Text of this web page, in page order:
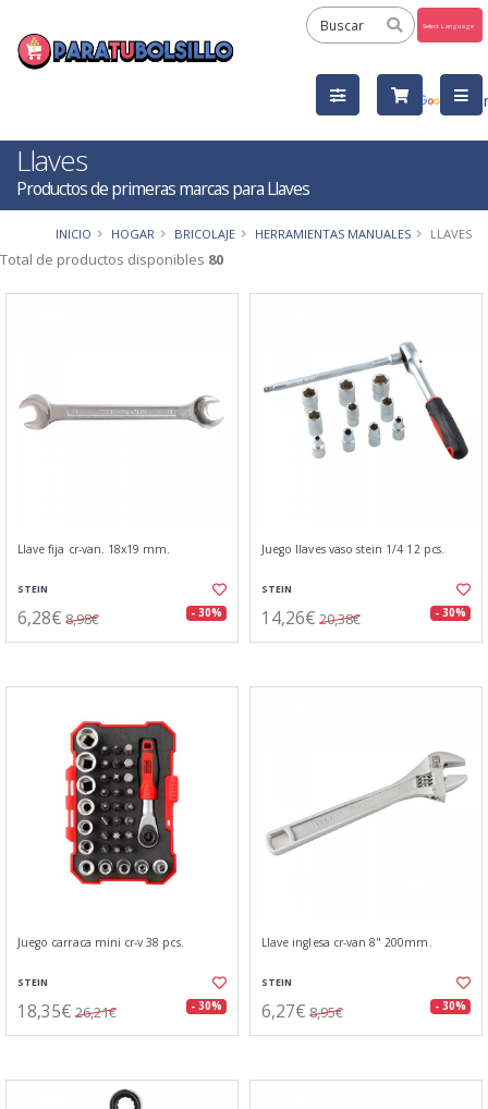
by
Llaves
Productos de primeras marcas para Llaves
INICIO HOGAR BRICOLAJE HERRAMIENTAS MANUALES LLAVES
Total de productos disponibles 80
Llave fija cr-van. 18x19 mm.
STEIN
6,28€ 8,98€ - 30%
Juego llaves vaso stein 1/4 12 pcs.
STEIN
14,26€ 20,38€ - 30%
Juego carraca mini cr-v 38 pcs.
STEIN
18,35€ 26,21€ - 30%
Llave inglesa cr-van 8" 200mm.
STEIN
6,27€ 8,95€ - 30%